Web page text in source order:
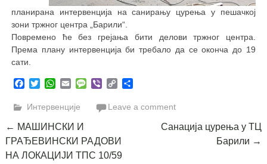
планирана интервенција на санирању цурења у пешачкој
зони тржног центра „Барили“.
Повремено ће без грејања бити делови тржног центра.
Према плану интервенција би требало да се оконча до 19
сати.
Facebook
TwitterWhatsApp
EmailMessage
ViberCopy
Интервенције Leave a comment
Post
navigation
← МАШИНСКИ И
ГРАЂЕВИНСКИ РАДОВИ
НА ЛОКАЦИЈИ ТПС 10/59
Санација цурења у ТЦ
Барили →